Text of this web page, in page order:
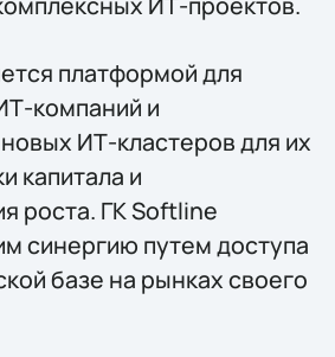
платформой для
компаний и
ИТ-кластеров для их
капитала и
роста. ГК Softline
синергию путем доступа
базе на рынках своего